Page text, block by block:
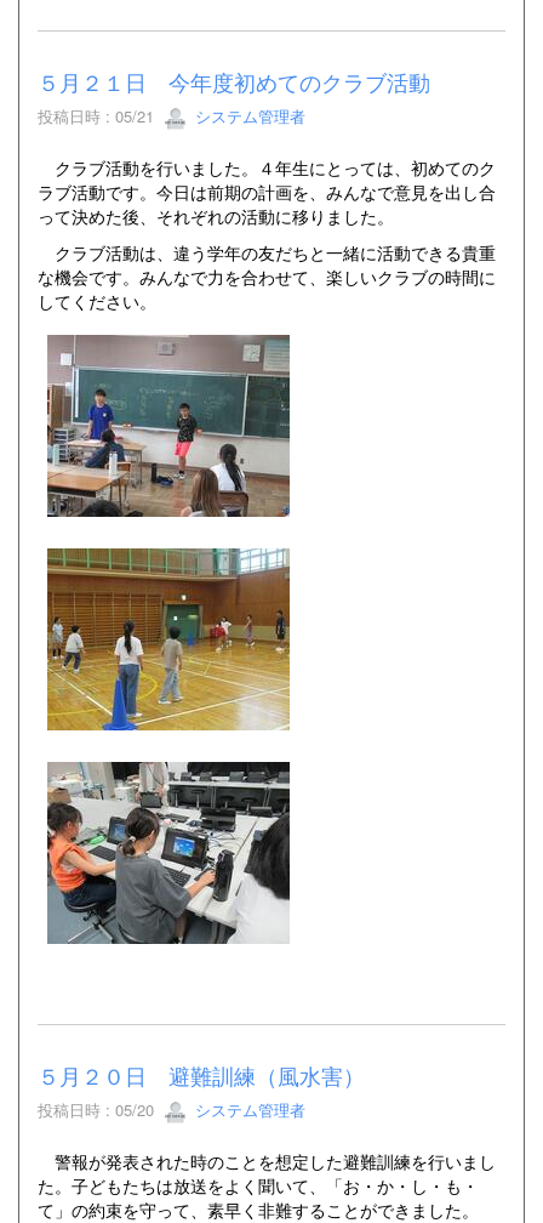
５月２１日 今年度初めてのクラブ活動
投稿日時 : 05/21 システム管理者
クラブ活動を行いました。４年生にとっては、初めてのク
ラブ活動です。今日は前期の計画を、みんなで意見を出し合
って決めた後、それぞれの活動に移りました。
クラブ活動は、違う学年の友だちと一緒に活動できる貴重
な機会です。みんなで力を合わせて、楽しいクラブの時間に
してください。
５月２０日 避難訓練（風水害）
投稿日時 : 05/20 システム管理者
警報が発表された時のことを想定した避難訓練を行いまし
た。子どもたちは放送をよく聞いて、「お・か・し・も・
て」の約束を守って、素早く非難することができました。